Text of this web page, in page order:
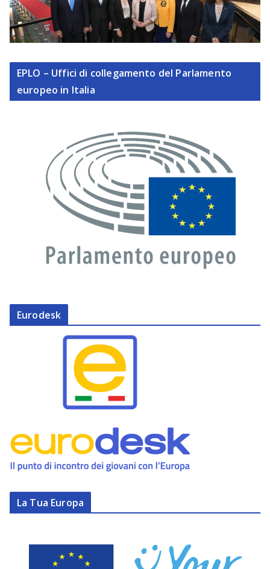
EPLO – Uffici di collegamento del Parlamento
europeo in Italia
Eurodesk
La Tua Europa